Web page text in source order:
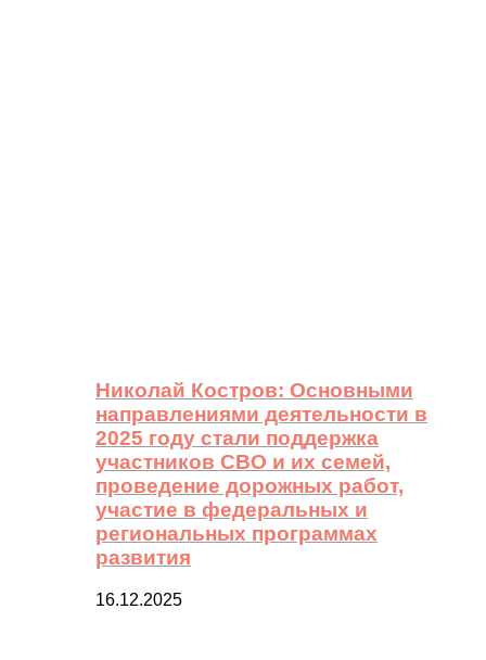
Николай Костров: Основными
направлениями деятельности в
2025 году стали поддержка
участников СВО и их семей,
проведение дорожных работ,
участие в федеральных и
региональных программах
развития
16.12.2025